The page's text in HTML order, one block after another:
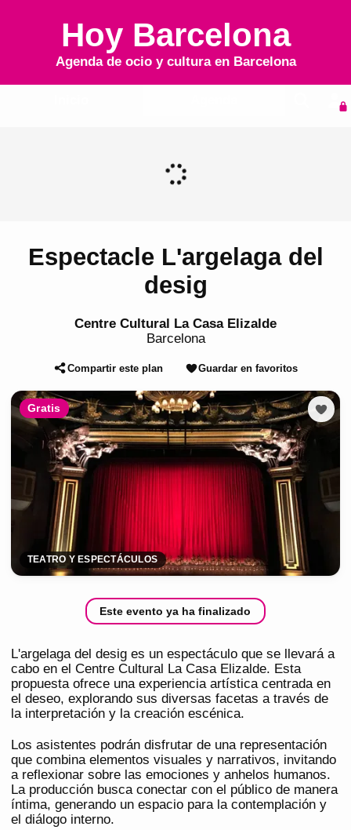
Hoy Barcelona
Agenda de ocio y cultura en Barcelona
Espectacle L'argelaga del
desig
Centre Cultural La Casa Elizalde
Barcelona
Compartir este plan Guardar en favoritos
Gratis
TEATRO Y ESPECTÁCULOS
Este evento ya ha finalizado
L'argelaga del desig es un espectáculo que se llevará a
cabo en el Centre Cultural La Casa Elizalde. Esta
propuesta ofrece una experiencia artística centrada en
el deseo, explorando sus diversas facetas a través de
la interpretación y la creación escénica.
Los asistentes podrán disfrutar de una representación
que combina elementos visuales y narrativos, invitando
a reflexionar sobre las emociones y anhelos humanos.
La producción busca conectar con el público de manera
íntima, generando un espacio para la contemplación y
el diálogo interno.